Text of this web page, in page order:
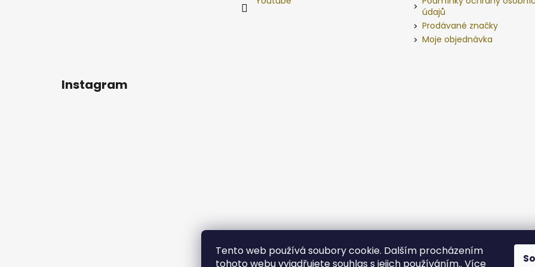
Tento web používá soubory cookie. Dalším procházením
tohoto webu vyjadřujete souhlas s jejich používáním.. Více
údajů
Prodávané značky
Moje objednávka
Instagram